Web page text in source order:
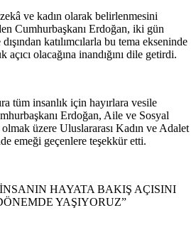
ve kadın olarak belirlenmesini
Cumhurbaşkanı Erdoğan, iki gün
katılımcılarla bu tema ekseninde
açıcı olacağına inandığını dile getirdi.
tüm insanlık için hayırlara vesile
Erdoğan, Aile ve Sosyal
üzere Uluslararası Kadın ve Adalet
emeği geçenlere teşekkür etti.
HAYATA BAKIŞ AÇISINI
YAŞIYORUZ”